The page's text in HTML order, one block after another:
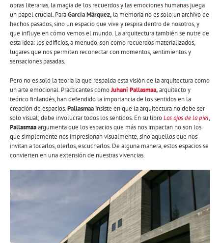
obras literarias, la magia de los recuerdos y las emociones humanas juega
un papel crucial. ParaGarcía Márquez, la memoria no es solo un archivo de
hechos pasados, sino un espacio que vive y respira dentro de nosotros, y
que influye en cómo vemos el mundo. La arquitectura también se nutre de
esta idea: los edificios, a menudo, son como recuerdos materializados,
lugares que nos permiten reconectar con momentos, sentimientos y
sensaciones pasadas.
Pero no es solo la teoría la que respalda esta visión de la arquitectura como
un arte emocional. Practicantes comoJuhani Pallasmaa,arquitecto y
teórico finlandés, han defendido la importancia de los sentidos en la
creación de espacios.Pallasmaa insiste en que la arquitectura no debe ser
solo visual; debe involucrar todos los sentidos. En su libroLos ojos de la piel,
Pallasmaaargumenta que los espacios que más nos impactan no son los
que simplemente nos impresionan visualmente, sino aquellos que nos
invitan a tocarlos, olerlos, escucharlos. De alguna manera, estos espacios se
convierten en una extensión de nuestras vivencias.